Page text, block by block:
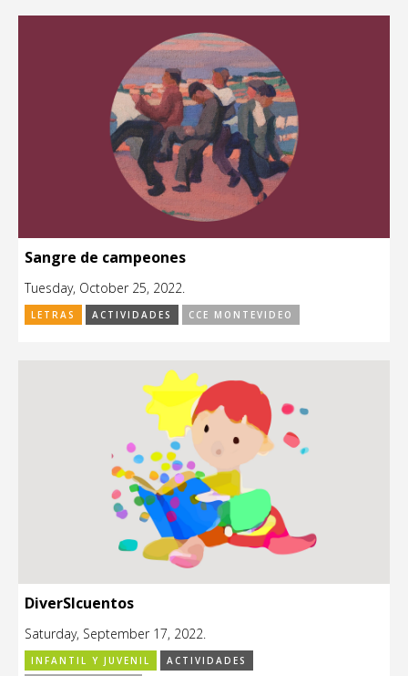
Sangre de campeones
Tuesday, October 25, 2022.
LETRAS ACTIVIDADES CCE MONTEVIDEO
DiverSIcuentos
Saturday, September 17, 2022.
INFANTIL Y JUVENIL
ACTIVIDADES